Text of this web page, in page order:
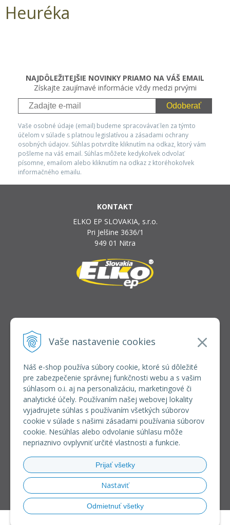
Vaše nastavenie cookies
Náš e-shop používa súbory cookie, ktoré sú dôležité
pre zabezpečenie správnej funkčnosti webu a s vašim
súhlasom o.i. aj na personalizáciu, marketingové či
analytické účely. Používaním našej webovej lokality
vyjadrujete súhlas s používaním všetkých súborov
cookie v súlade s našimi zásadami používania súborov
cookie. Nesúhlas alebo odvolanie súhlasu môže
nepriaznivo ovplyvniť určité vlastnosti a funkcie.
Prijať všetky
Nastaviť
Odmietnuť všetky
Heuréka
NAJDÔLEŽITEJŠIE NOVINKY PRIAMO NA VÁŠ EMAIL
Získajte zaujímavé informácie vždy medzi prvými
Odoberať
Vaše osobné údaje (email) budeme spracovávať len za týmto
účelom v súlade s platnou legislatívou a zásadami ochrany
osobných údajov. Súhlas potvrdíte kliknutím na odkaz, ktorý vám
pošleme na váš email. Súhlas môžete kedykoľvek odvolať
písomne, emailom alebo kliknutím na odkaz z ktoréhokoľvek
informačného emailu.
KONTAKT
ELKO EP SLOVAKIA, s.r.o.
Pri Jelšine 3636/1
949 01 Nitra
INFOLINKA
+421 37 6586 731
VŠETKO O NÁKUPE
REGISTRÁCIA VEĽKOOBCHOD
Formulár na odsúpenie od zmluvy
Doprava a platba
Všeobecné obchodné podmienky
Reklamačný poriadok
Používanie súborov cookies
Riešenie sporov online (RSO)